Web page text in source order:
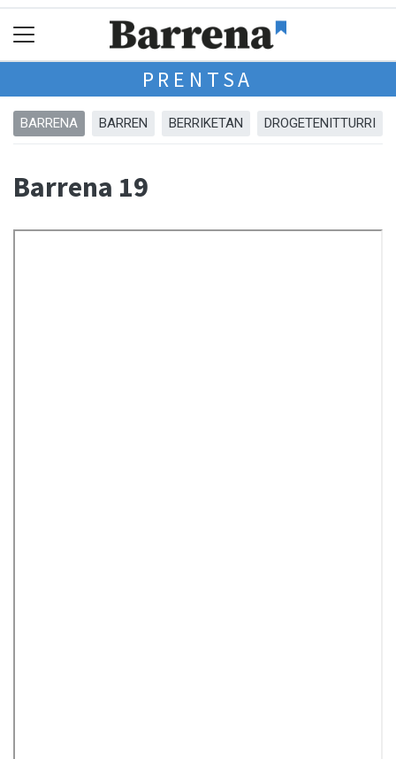
PRENTSA
BARRENA BARREN BERRIKETAN DROGETENITTURRI
Barrena 19